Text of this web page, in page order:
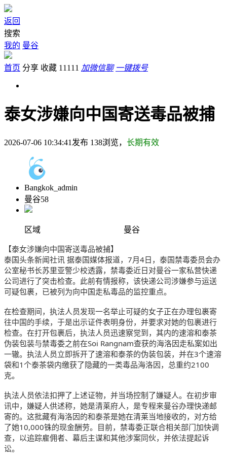
返回
搜索
我的 曼谷
首页 分享 收藏 11111 加微信聊 一键拨号
泰女涉嫌向中国寄送毒品被捕
2026-07-06 10:34:41发布 138浏览， 长期有效
Bangkok_admin
曼谷58
区域 曼谷
【泰女涉嫌向中国寄送毒品被捕】
泰国头条新闻社讯 据泰国媒体报道，7月4日，泰国禁毒委员会办
公室秘书长苏里亚警少校透露，禁毒委近日对曼谷一家私营快递
公司进行了突击检查。此前有情报称，该快递公司涉嫌参与运送
可疑包裹，已被列为向中国走私毒品的监控重点。
在检查期间，执法人员发现一名举止可疑的女子正在办理包裹寄
往中国的手续，于是出示证件表明身份，并要求对她的包裹进行
检查。在打开包裹后，执法人员迅速察觉到，其内的速溶和泰茶
伪装包装与禁毒委之前在Soi Rangnam查获的海洛因走私案如出
一辙。执法人员立即拆开了速溶和泰茶的伪装包装，并在3个速溶
袋和1个泰茶袋内缴获了隐藏的一类毒品海洛因，总重约2100
克。
执法人员依法扣押了上述证物，并当场控制了嫌疑人。在初步审
讯中，嫌疑人供述称，她是清莱府人，是专程来曼谷办理快递邮
寄的。这批藏有海洛因的和泰茶是她在清莱当地接收的，对方给
了她10,000铢的现金酬劳。目前，禁毒委正联合相关部门加快调
查，以追踪雇佣者、幕后主谋和其他涉案同伙，并依法提起诉
讼。